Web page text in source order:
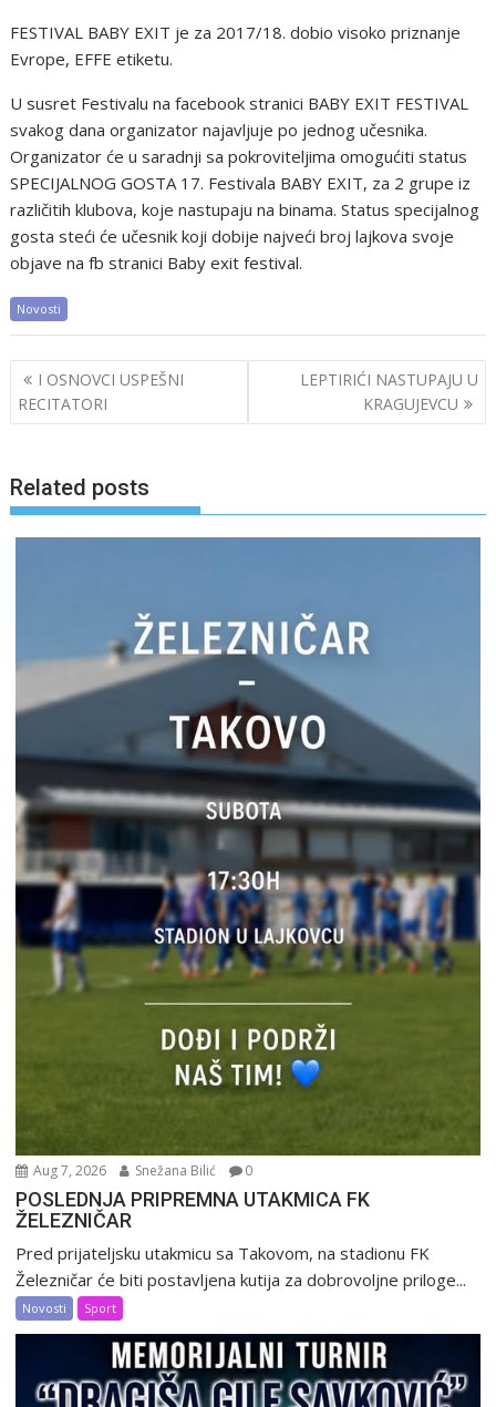
FESTIVAL BABY EXIT je za 2017/18. dobio visoko priznanje
Evrope, EFFE etiketu.
U susret Festivalu na facebook stranici BABY EXIT FESTIVAL
svakog dana organizator najavljuje po jednog učesnika.
Organizator će u saradnji sa pokroviteljima omogućiti status
SPECIJALNOG GOSTA 17. Festivala BABY EXIT, za 2 grupe iz
različitih klubova, koje nastupaju na binama. Status specijalnog
gosta steći će učesnik koji dobije najveći broj lajkova svoje
objave na fb stranici Baby exit festival.
Novosti
Post
navigation
I OSNOVCI USPEŠNI
RECITATORI
LEPTIRIĆI NASTUPAJU U
KRAGUJEVCU
Related posts
Aug 7, 2026 Snežana Bilić 0
POSLEDNJA PRIPREMNA UTAKMICA FK
ŽELEZNIČAR
Pred prijateljsku utakmicu sa Takovom, na stadionu FK
Železničar će biti postavljena kutija za dobrovoljne priloge...
Novosti Sport